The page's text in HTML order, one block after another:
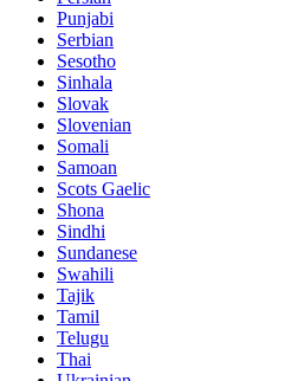
Punjabi
Serbian
Sesotho
Sinhala
Slovak
Slovenian
Somali
Samoan
Scots Gaelic
Shona
Sindhi
Sundanese
Swahili
Tajik
Tamil
Telugu
Thai